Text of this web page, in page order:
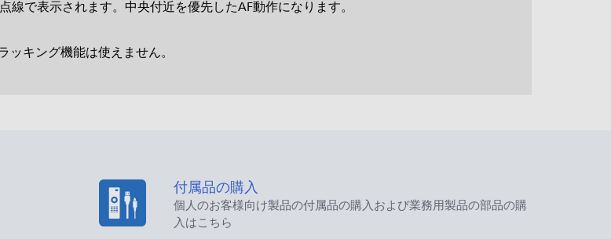
線で表示されます。中央付近を優先したAF動作になります。
キング機能は使えません。
付属品の購入
個人のお客様向け製品の付属品の購入および業務用製品の部品の購
入はこちら